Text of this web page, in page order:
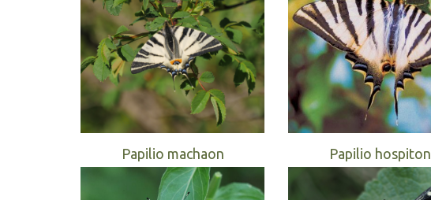
Papilio machaon Papilio hospiton